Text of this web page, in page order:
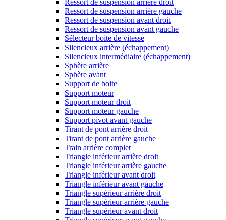
Ressort de suspension arrière droit
Ressort de suspension arrière gauche
Ressort de suspension avant droit
Ressort de suspension avant gauche
Sélecteur boite de vitesse
Silencieux arrière (échappement)
Silencieux intermédiaire (échappement)
Sphère arrière
Sphère avant
Support de boite
Support moteur
Support moteur droit
Support moteur gauche
Support pivot avant gauche
Tirant de pont arrière droit
Tirant de pont arrière gauche
Train arrière complet
Triangle inférieur arrière droit
Triangle inférieur arrière gauche
Triangle inférieur avant droit
Triangle inférieur avant gauche
Triangle supérieur arrière droit
Triangle supérieur arrière gauche
Triangle supérieur avant droit